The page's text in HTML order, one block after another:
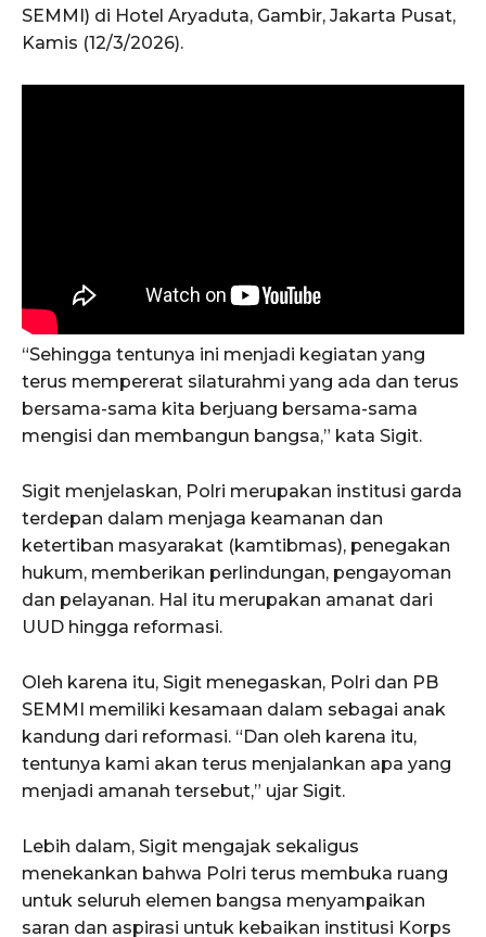
SEMMI) di Hotel Aryaduta, Gambir, Jakarta Pusat,
Kamis (12/3/2026).
“Sehingga tentunya ini menjadi kegiatan yang
terus mempererat silaturahmi yang ada dan terus
bersama-sama kita berjuang bersama-sama
mengisi dan membangun bangsa,” kata Sigit.
Sigit menjelaskan, Polri merupakan institusi garda
terdepan dalam menjaga keamanan dan
ketertiban masyarakat (kamtibmas), penegakan
hukum, memberikan perlindungan, pengayoman
dan pelayanan. Hal itu merupakan amanat dari
UUD hingga reformasi.
Oleh karena itu, Sigit menegaskan, Polri dan PB
SEMMI memiliki kesamaan dalam sebagai anak
kandung dari reformasi. “Dan oleh karena itu,
tentunya kami akan terus menjalankan apa yang
menjadi amanah tersebut,” ujar Sigit.
Lebih dalam, Sigit mengajak sekaligus
menekankan bahwa Polri terus membuka ruang
untuk seluruh elemen bangsa menyampaikan
saran dan aspirasi untuk kebaikan institusi Korps